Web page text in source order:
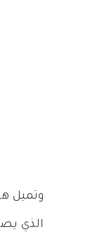
وتميل
الذي